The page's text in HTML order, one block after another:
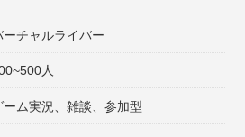
ーチャルライバー
人
ーム実況、雑談、参加型